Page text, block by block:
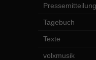
Tagebuch
Texte
volxmusik